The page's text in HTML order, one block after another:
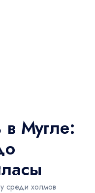
в Мугле:
среди холмов